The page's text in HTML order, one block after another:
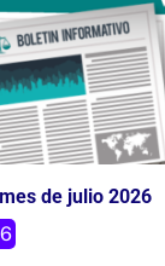
de julio 2026